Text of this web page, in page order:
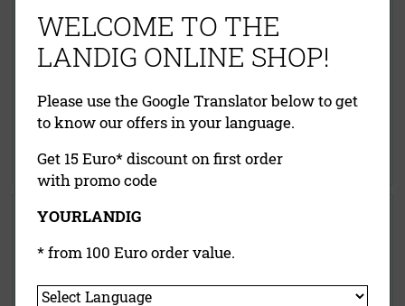
ab10,95 €
inklusive MwSt.exkl.
Jetzt kaufen
210,00 €(UVP)
inklusive MwSt.exkl.
Versandkosten
Jetzt kaufen
Elektro-Seilwinde
WELCOME TO THE
LANDIG ONLINE SHOP!
Please use the Google Translator below to get
to know our offers in your language.
Get 15 Euro* discount on first order
with promo code
YOURLANDIG
* from 100 Euro order value.